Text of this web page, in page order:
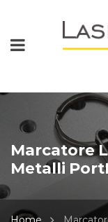
Marcatore
Metalli